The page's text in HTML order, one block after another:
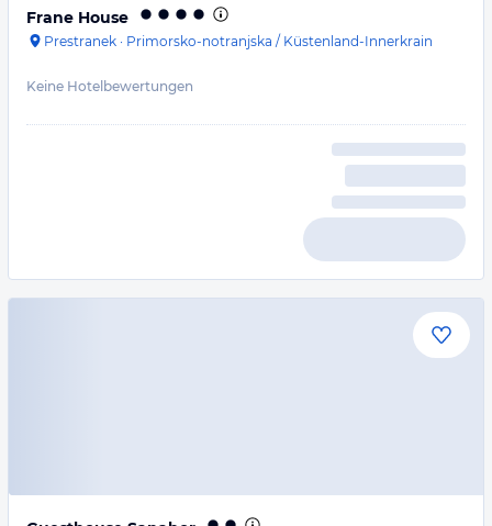
Frane House
Prestranek · Primorsko-notranjska / Küstenland-Innerkrain
Keine Hotelbewertungen